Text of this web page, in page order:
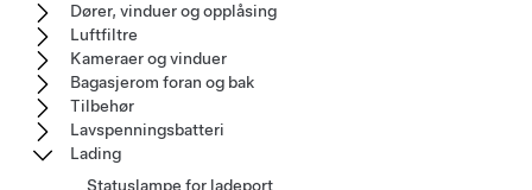
Dører, vinduer og opplåsing
Luftfiltre
Kameraer og vinduer
Bagasjerom foran og bak
Tilbehør
Lavspenningsbatteri
Lading
Statuslampe for ladeport